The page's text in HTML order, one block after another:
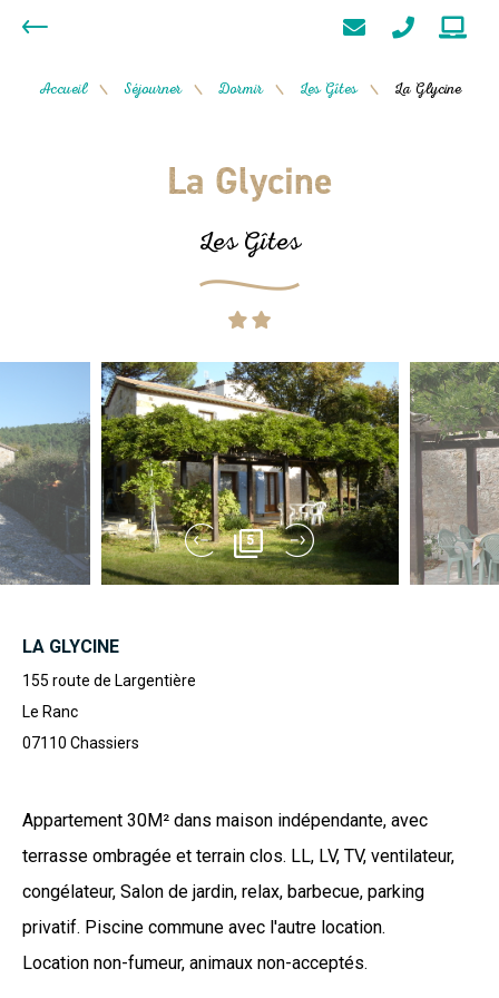
Accueil / Séjourner / Dormir / Les Gîtes / La Glycine
La Glycine
Les Gîtes
5
LA GLYCINE
155 route de Largentière
Le Ranc
07110 Chassiers
Appartement 30M² dans maison indépendante, avec
terrasse ombragée et terrain clos. LL, LV, TV, ventilateur,
congélateur, Salon de jardin, relax, barbecue, parking
privatif. Piscine commune avec l'autre location.
Location non-fumeur, animaux non-acceptés.